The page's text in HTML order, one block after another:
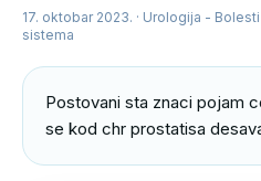
17. oktobar 2023. · Urologija -
sistema
Postovani sta znaci pojam
se kod chr prostatisa